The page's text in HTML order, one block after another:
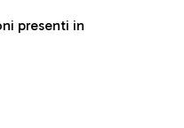
presenti in